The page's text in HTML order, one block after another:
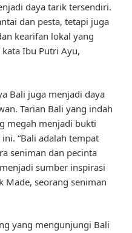
daya tarik tersendiri.
dan pesta, tetapi juga
kearifan lokal yang
kata Ibu Putri Ayu,
Bali juga menjadi daya
Tarian Bali yang indah
megah menjadi bukti
“Bali adalah tempat
seniman dan pecinta
sumber inspirasi
Made, seorang seniman
yang mengunjungi Bali